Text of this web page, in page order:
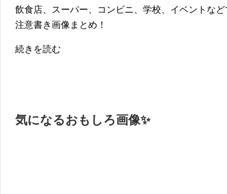
飲食店、スーパー、コンビニ、学校、イベントな
注意書き画像まとめ！
続きを読む
気になるおもしろ画像✨